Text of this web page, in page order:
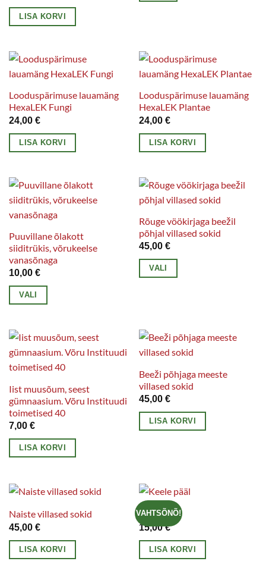
LISA KORVI
mitu
saab
teha
tootelehel.
Looduspärimuse lauamäng
HexaLEK Fungi
24,00 €
LISA KORVI
Looduspärimuse lauamäng
HexaLEK Plantae
24,00 €
LISA KORVI
Puuvillane õlakott
siiditrükis, võrukeelse
vanasõnaga
10,00 €
VALI
on
mitu
varianti.
Valikuid
saab
teha
tootelehel.
Rõuge vöökirjaga beežil
põhjal villased sokid
45,00 €
VALI
mitu
varianti.
Valikuid
saab
teha
tootelehel.
Iist muusõum, seest
gümnaasium. Võru Instituudi
toimetised 40
7,00 €
LISA KORVI
Beeži põhjaga meeste
villased sokid
45,00 €
LISA KORVI
Naiste villased sokid
45,00 €
LISA KORVI
VAHTSÕNÕ!
Keele pääl
15,00€
LISA KORVI